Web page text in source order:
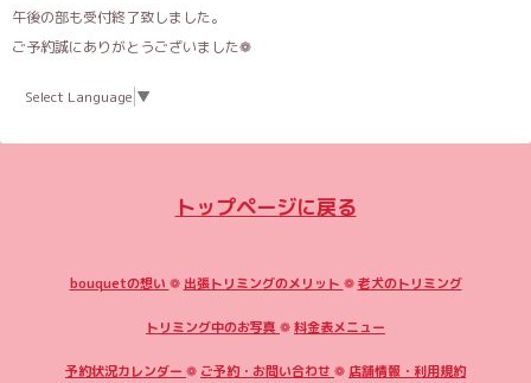
午後の部も受付終了致しました。
ご予約誠にありがとうございました❁
Select Language ▼
トップページに戻る
bouquetの想い ❁ 出張トリミングのメリット ❁老犬のトリミング
トリミング中のお写真 ❁料金表メニュー
予約状況カレンダー ❁ ご予約・お問い合わせ ❁ 店舗情報・利用規約